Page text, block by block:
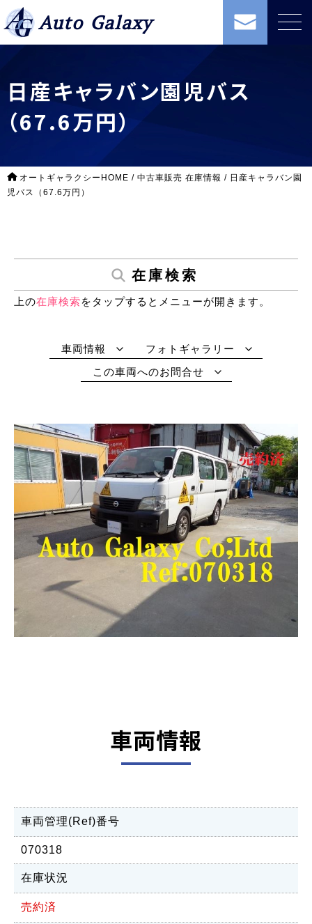
Auto Galaxy
日産キャラバン園児バス
（67.6万円）
オートギャラクシーHOME / 中古車販売 在庫情報 / 日産キャラバン園
児バス（67.6万円）
在庫検索
上の在庫検索をタップするとメニューが開きます。
車両情報
フォトギャラリー
この車両へのお問合せ
車両情報
車両管理(Ref)番号
070318
在庫状況
売約済